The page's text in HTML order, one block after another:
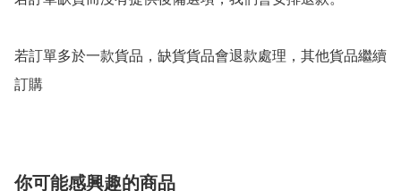
若訂單多於一款貨品，缺貨貨品會退款處理，其他貨品繼續
你可能感興趣的商品